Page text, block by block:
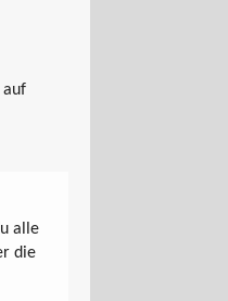
auf
alle
die